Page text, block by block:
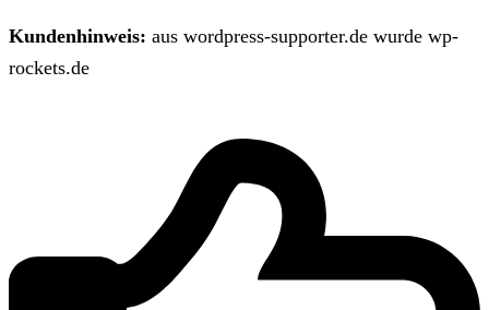
Kundenhinweis: aus wordpress-supporter.de wurde wp-
rockets.de